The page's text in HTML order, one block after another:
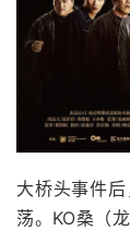
大桥头事件
荡。KO桑（